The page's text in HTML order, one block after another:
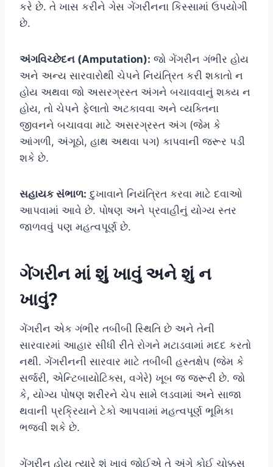
કરે છે. તે ખાસ કરીને ગેસ ગેંગરીનના કિસ્સામાં ઉપયોગી
છે.
અંગવિચ્છેદન (Amputation): જો ગેંગરીન ગંભીર હોય
અને અન્ય સારવારોથી ચેપને નિયંત્રિત કરી શકાતો ન
હોય અથવા જો અસરગ્રસ્ત અંગને બચાવવાનું શક્ય ન
હોય, તો ચેપને ફેલાતો અટકાવવા અને વ્યક્તિના
જીવનને બચાવવા માટે અસરગ્રસ્ત અંગ (જેમ કે
આંગળી, અંગૂઠો, હાથ અથવા પગ) કાપવાની જરૂર પડી
શકે છે.
સહાયક સંભાળ: દુખાવાને નિયંત્રિત કરવા માટે દવાઓ
આપવામાં આવે છે. પોષણ અને પ્રવાહીનું યોગ્ય સ્તર
જાળવવું પણ મહત્વપૂર્ણ છે.
ગેંગરીન માં શું ખાવું અને શું ન
ખાવું?
ગેંગરીન એક ગંભીર તબીબી સ્થિતિ છે અને તેની
સારવારમાં આહાર સીધી રીતે રોગને મટાડવામાં મદદ કરતો
નથી. ગેંગરીનની સારવાર માટે તબીબી હસ્તક્ષેપ (જેમ કે
સર્જરી, એન્ટિબાયોટિક્સ, વગેરે) ખૂબ જ જરૂરી છે. જો
કે, યોગ્ય પોષણ શરીરને ચેપ સામે લડવામાં અને સાજા
થવાની પ્રક્રિયાને ટેકો આપવામાં મહત્વપૂર્ણ ભૂમિકા
ભજવી શકે છે.
ગેંગરીન હોય ત્યારે શું ખાવું જોઈએ તે અંગે કોઈ ચોક્કસ